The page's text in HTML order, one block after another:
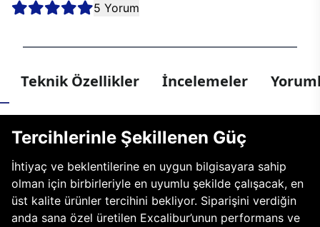
5 Yorum
Teknik Özellikler İncelemeler
Tercihlerinle Şekillenen Güç
İhtiyaç ve beklentilerine en uygun bilgisayara sahip
olman için birbirleriyle en uyumlu şekilde çalışacak, en
üst kalite ürünler tercihini bekliyor. Siparişini verdiğin
anda sana özel üretilen Excalibur’unun performans ve